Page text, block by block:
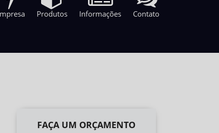
Produtos Informações Contato
FAÇA UM ORÇAMENTO